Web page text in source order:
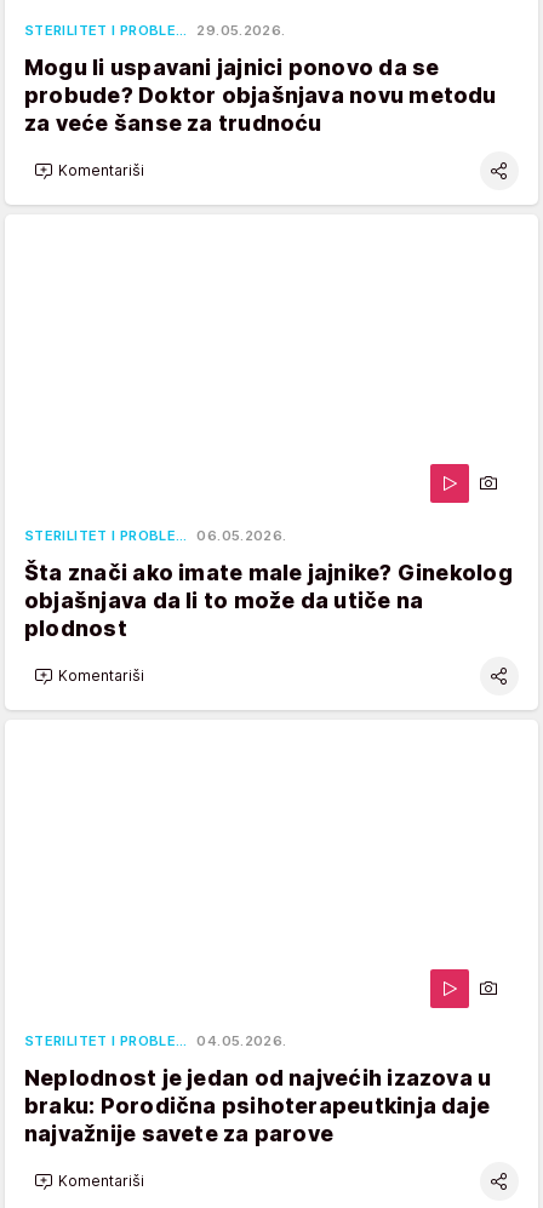
STERILITET I PROBLE… 29.05.2026.
Mogu li uspavani jajnici ponovo da se
probude? Doktor objašnjava novu metodu
za veće šanse za trudnoću
Komentariši
STERILITET I PROBLE… 06.05.2026.
Šta znači ako imate male jajnike? Ginekolog
objašnjava da li to može da utiče na
plodnost
Komentariši
STERILITET I PROBLE… 04.05.2026.
Neplodnost je jedan od najvećih izazova u
braku: Porodična psihoterapeutkinja daje
najvažnije savete za parove
Komentariši